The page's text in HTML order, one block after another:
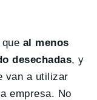
al menos
desechadas, y
van a utilizar
empresa. No